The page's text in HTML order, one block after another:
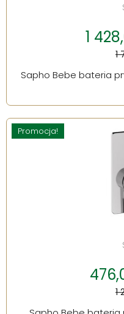
1
1
Sapho Bebe bateria
Promocja!
1